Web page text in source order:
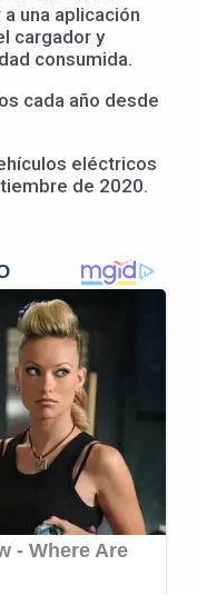
una aplicación
cargador y
consumida.
cada año desde
eléctricos
de 2020.